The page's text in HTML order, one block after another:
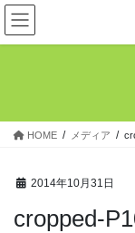
コ
ン
テ
ス
ナ
ビ
ゲ
ン
HOME メディア
2014年10月31日
cropped-